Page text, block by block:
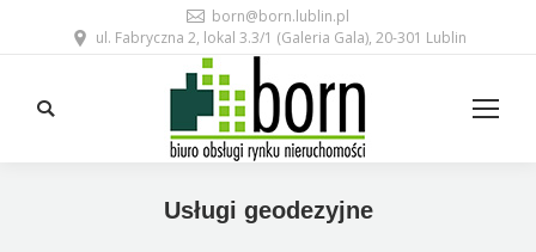
born@born.lublin.pl
ul. Fabryczna 2, lokal 3.3/1 (Galeria Gala), 20-301 Lublin
Search:
Usługi geodezyjne